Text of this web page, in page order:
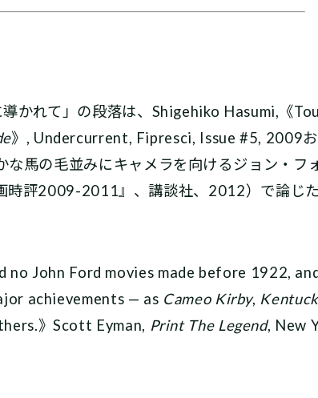
導かれて」の段落は、Shigehiko Hasumi,《
》, Undercurrent, Fipresci, Issue #5, 2009
馬の毛並みにキャメラを向ける――ジョン・
時評2009-2011』、講談社、2012）で論じ
no John Ford movies made before 1922,
achievements — as Cameo Kirby,
》Scott Eyman, Print The Legend, New